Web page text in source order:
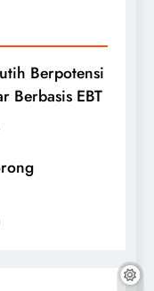
Berpotensi
Berbasis EBT